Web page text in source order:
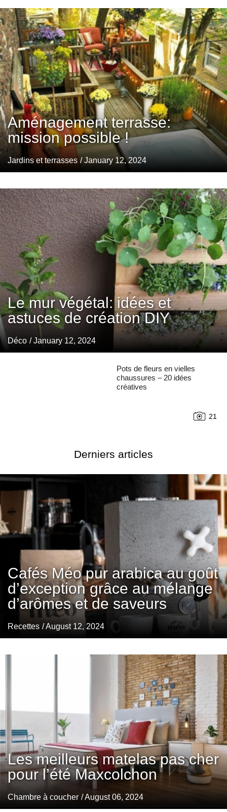
Aménagement terrasse:
mission possible !
Jardins et terrasses / January 12, 2024
Le mur végétal: idées et
astuces de création DIY
Déco / January 12, 2024
Pots de fleurs en vielles
chaussures – 20 idées
créatives
21
Derniers articles
Cafés Méo pur arabica au goût
d’exception grâce au mélange
d’arômes et de saveurs
Recettes / August 12, 2024
Les meilleurs matelas pas cher
pour l’été Maxcolchon
Chambre à coucher / August 06, 2024